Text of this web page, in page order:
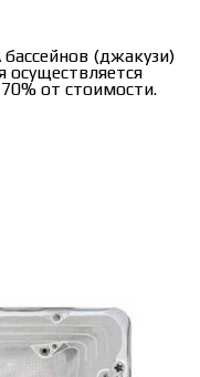
(джакузи)
осуществляется
от стоимости.